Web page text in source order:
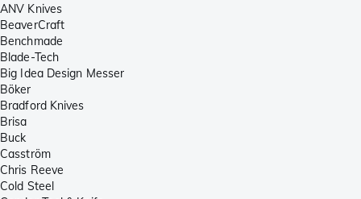
ANV Knives
BeaverCraft
Benchmade
Blade-Tech
Big Idea Design Messer
Böker
Bradford Knives
Brisa
Buck
Casström
Chris Reeve
Cold Steel